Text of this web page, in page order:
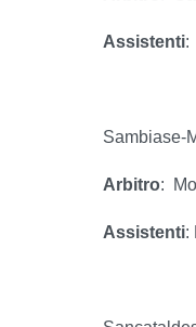
Assistenti:
Sambiase-
Arbitro:
Assistenti: